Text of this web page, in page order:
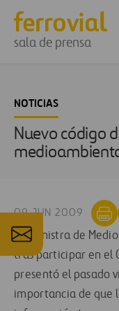
sala de prensa
NOTICIAS
Nuevo código
09 JUN 2009
La ministra de
tras participar en el
presentó el pasado
importancia de que